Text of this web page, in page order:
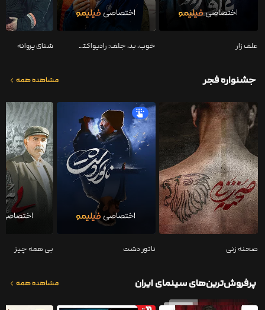
علف زار خوب، بد، جلف: رادیواکتیو شنای پروانه
جشنواره فجر مشاهده همه
صحنه زنی ناتور دشت بی همه چیز
پر‌فروش‌ترین‌های‌ سینمای ایران مشاهده همه